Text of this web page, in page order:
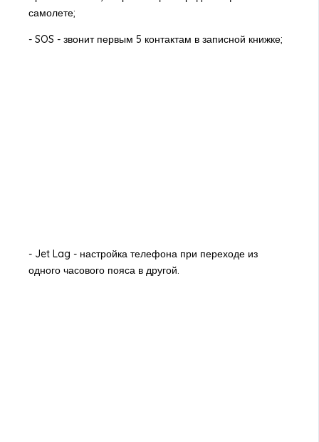
самолете;
- SOS - звонит первым 5 контактам в записной книжке;
- Jet Lag - настройка телефона при переходе из
одного часового пояса в другой.